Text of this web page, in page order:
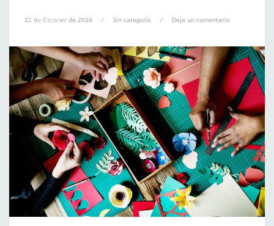
rentable?
22 de October de 2024 / Sin categoría / Deja un comentario